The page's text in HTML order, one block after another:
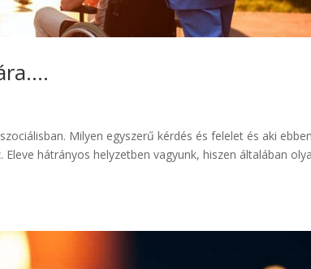
Milyen egyszerű kérdés és felelet és aki
hátrányos helyzetben vagyunk, hiszen általában